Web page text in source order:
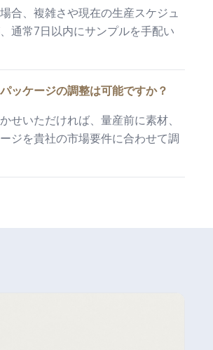
合、複雑さや現在の生産スケジュ
通常7日以内にサンプルを手配い
ッケージの調整は可能ですか？
せいただければ、量産前に素材、
ジを貴社の市場要件に合わせて調